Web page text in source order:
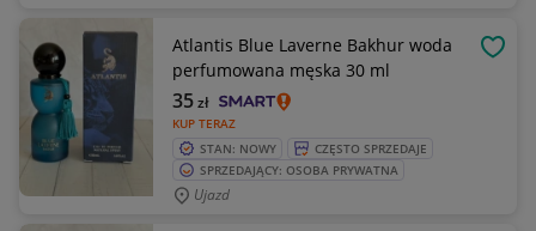
Atlantis Blue Laverne Bakhur woda
perfumowana męska 30 ml
KUP TERAZ
35zł
STAN: NOWY
CZĘSTO SPRZEDAJE
SPRZEDAJĄCY: OSOBA PRYWATNA
Ujazd